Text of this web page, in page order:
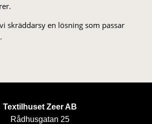
skräddarsy en lösning som passar
Textilhuset Zeer AB
Rådhusgatan 25